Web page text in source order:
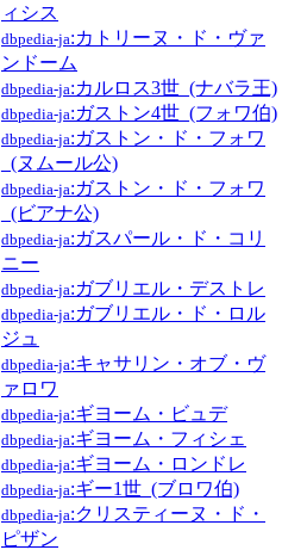
ィシス
dbpedia-ja:カトリーヌ・ド・ヴァ
ンドーム
dbpedia-ja:カルロス3世_(ナバラ王)
dbpedia-ja:ガストン4世_(フォワ伯)
dbpedia-ja:ガストン・ド・フォワ
_(ヌムール公)
dbpedia-ja:ガストン・ド・フォワ
_(ビアナ公)
dbpedia-ja:ガスパール・ド・コリ
ニー
dbpedia-ja:ガブリエル・デストレ
dbpedia-ja:ガブリエル・ド・ロル
ジュ
dbpedia-ja:キャサリン・オブ・ヴ
ァロワ
dbpedia-ja:ギヨーム・ビュデ
dbpedia-ja:ギヨーム・フィシェ
dbpedia-ja:ギヨーム・ロンドレ
dbpedia-ja:ギー1世_(ブロワ伯)
dbpedia-ja:クリスティーヌ・ド・
ピザン